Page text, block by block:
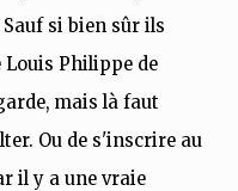
Sauf si bien sûr ils
Philippe de
mais là faut
Ou de s'inscrire au
il y a une vraie